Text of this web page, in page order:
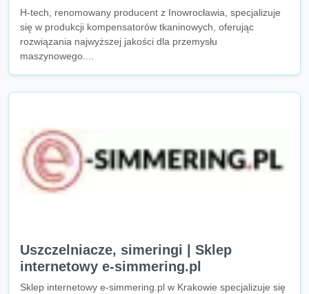
H-tech, renomowany producent z Inowrocławia, specjalizuje
się w produkcji kompensatorów tkaninowych, oferując
rozwiązania najwyższej jakości dla przemysłu
maszynowego....
Uszczelniacze, simeringi | Sklep
internetowy e-simmering.pl
Sklep internetowy e-simmering.pl w Krakowie specjalizuje się